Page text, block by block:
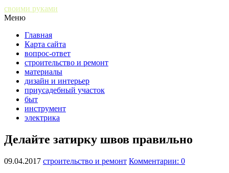
своими руками
Меню
Главная
Карта сайта
вопрос-ответ
строительство и ремонт
материалы
дизайн и интерьер
приусадебный участок
быт
инструмент
электрика
Делайте затирку швов правильно
09.04.2017 строительство и ремонт Комментарии: 0